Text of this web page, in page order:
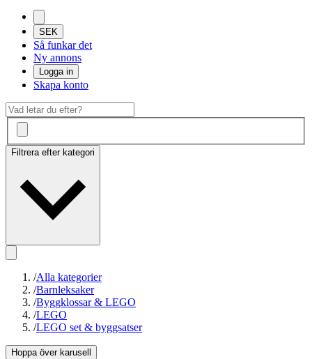
SEK
Så funkar det
Ny annons
Logga in
Skapa konto
Filtrera efter kategori
/Alla kategorier
/Barnleksaker
/Byggklossar & LEGO
/LEGO
/LEGO set & byggsatser
Hoppa över karusell